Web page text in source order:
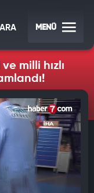
ARA MENÜ
milli hızlı